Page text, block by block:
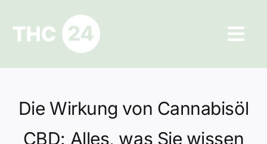
springen
Ratgeber
Hilfe und Kontakt
Die Wirkung von Cannabisöl
CBD: Alles, was Sie wissen